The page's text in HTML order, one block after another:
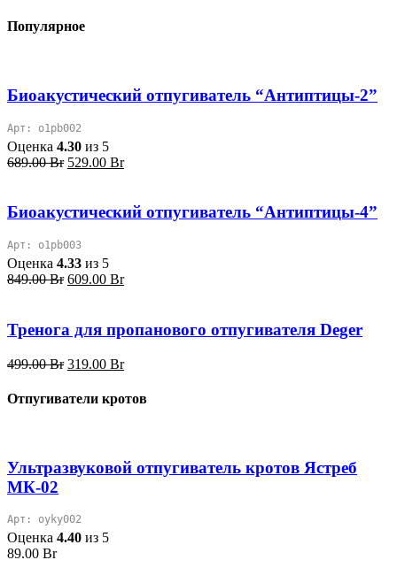
Популярное
Биоакустический отпугиватель “Антиптицы-2”
Арт: o1pb002
Оценка 4.30 из 5
689.00Br Первоначальная
689.00 Br.
529.00 BrТекущая
Биоакустический отпугиватель “Антиптицы-4”
Арт: o1pb003
Оценка 4.33 из 5
849.00Br Первоначальная
849.00 Br.
609.00 BrТекущая
Тренога для пропанового отпугивателя Deger
499.00Br Первоначальная
составляла
499.00 Br.
319.00 BrТекущая
319.00 Br.
Отпугиватели кротов
Ультразвуковой отпугиватель кротов Ястреб
МК-02
Арт: oyky002
Оценка 4.40 из 5
89.00 Br